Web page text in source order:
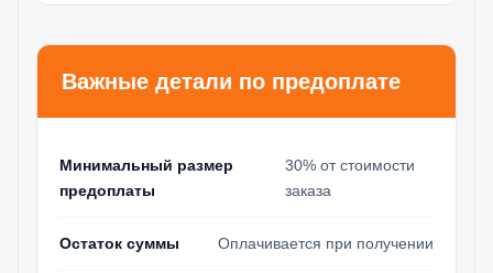
Важные детали по предоплате
Минимальный размер
предоплаты
30% от стоимости
заказа
Остаток суммы Оплачивается при получении